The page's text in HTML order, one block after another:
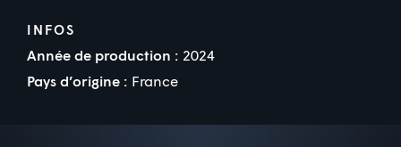
INFOS
Année de production : 2024
Pays d’origine : France